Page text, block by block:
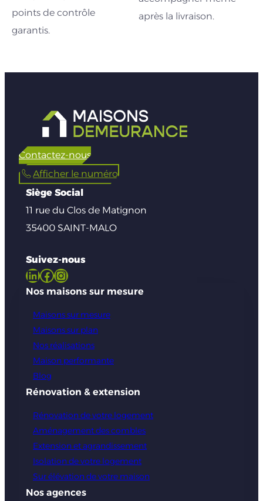
points de contrôle
garantis.
après la livraison.
Contactez-nous
Afficher le numéro
Siège Social
11 rue du Clos de Matignon
35400 SAINT-MALO
Suivez-nous
LinkedIn Facebook Instagram
Nos maisons sur mesure
Maisons sur mesure
Maisons sur plan
Nos réalisations
Maison performante
Blog
Rénovation & extension
Rénovation de votre logement
Aménagement des combles
Extension et agrandissement
Isolation de votre logement
Sur élévation de votre maison
Nos agences